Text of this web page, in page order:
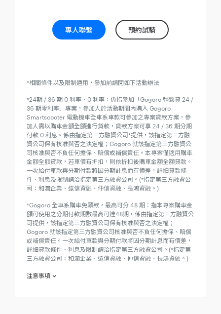
專人聯繫 預約試騎
*相關條件以及限制適用，參加前請閱如下活動辦法
*24期 / 36 期 0 利率、0 利率：係指參加「Gogoro 輕鬆貸 24 /
36 期零利率」專案，參加人於活動期間內購入 Gogoro
Smartscooter 電動機車全車系車款可參加之專案貸款方案，參
加人需以購車金額全額進行貸款，貸款方案可享 24 / 36 期分期
付款 0 利息。係由指定第三方融資公司*提供，該指定第三方融
資公司保有核准與否之決定權；Gogoro 就該指定第三方融資公
司核准與否不負任何擔保、賠償或補償責任。本專案僅適用購車
金額全額貸款，若車價有折扣，則依折扣後購車金額全額貸款。
一次給付車款與分期付款將因分期計息而有價差，詳細貸款條
件、利息及限制請洽指定第三方融資公司。(*指定第三方融資公
司：和潤企業、遠信資融、仲信資融、長鴻資融。)
*Gogoro 全車系購車免頭款，最高可分 48 期：指本專案購車金
額可使用之分期付款期數最高可達48期，係由指定第三方融資公
司提供，該指定第三方融資公司保有核准與否之決定權；
Gogoro 就該指定第三方融資公司核准與否不負任何擔保、賠償
或補償責任。一次給付車款與分期付款將因分期計息而有價差，
詳細貸款條件、利息及限制請洽指定第三方融資公司。(*指定第
三方融資公司：和潤企業、遠信資融、仲信資融、長鴻資融。)
注意事項